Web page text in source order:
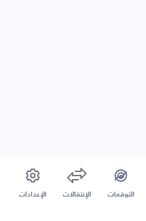
التوقعات الإنتقالات الإعدادات